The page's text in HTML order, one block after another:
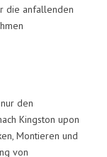
die anfallenden
den
Kingston upon
Montieren und
von